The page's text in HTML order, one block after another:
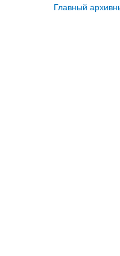
Главный